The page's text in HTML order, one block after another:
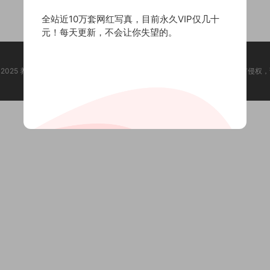
养眼集 版权声明:本站所有资源均收集于网络，版权归原作者所有，如有侵权，
全站近10万套网红写真，目前永久VIP仅几十
元！每天更新，不会让你失望的。